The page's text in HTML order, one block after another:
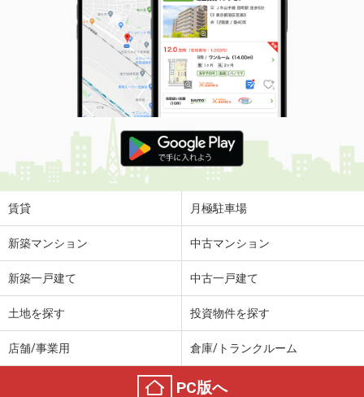
賃貸 月極駐車場
新築マンション 中古マンション
新築一戸建て 中古一戸建て
土地を探す 投資物件を探す
店舗/事業用 倉庫/トランクルーム
PC版へ